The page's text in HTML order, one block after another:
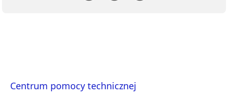
Centrum pomocy technicznej